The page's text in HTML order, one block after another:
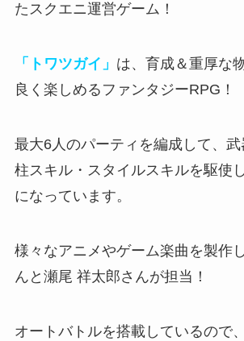
たスクエニ運営ゲーム！
「トワツガイ」 は、育成＆重厚な
良く楽しめるファンタジーRPG！
最大6人のパーティを編成して、
柱スキル・スタイルスキルを駆使
になっています。
様々なアニメやゲーム楽曲を製作
んと瀬尾 祥太郎さんが担当！
オートバトルを搭載しているので